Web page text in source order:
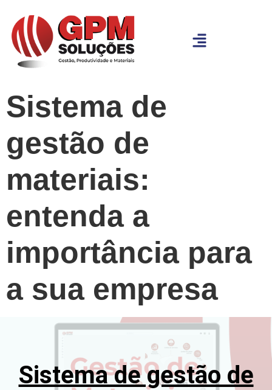
Sistema de
gestão de
materiais:
entenda a
importância para
a sua empresa
Sistema de gestão de